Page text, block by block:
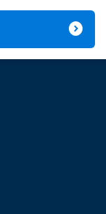
expand_circle_right